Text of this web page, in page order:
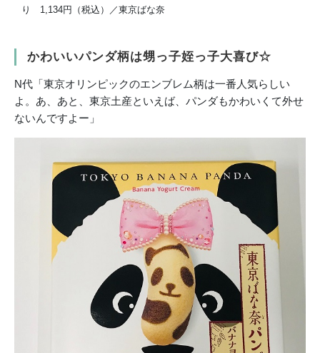
り 1,134円（税込）／東京ばな奈
かわいいパンダ柄は甥っ子姪っ子大喜び☆
N代「東京オリンピックのエンブレム柄は一番人気らしい
よ。あ、あと、東京土産といえば、パンダもかわいくて外せ
ないんですよー」